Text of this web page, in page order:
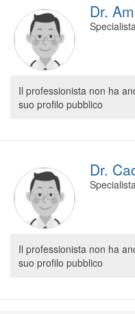
Dr.
Il professionista non ha
suo profilo pubblico
Dr.
Il professionista non ha
suo profilo pubblico